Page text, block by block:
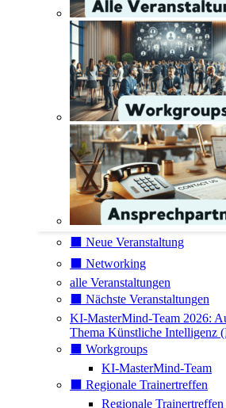
⬛️ Neue Veranstaltung
⬛️ Networking
alle Veranstaltungen
⬛️ Nächste Veranstaltungen
KI-MasterMind-Team 2026:
Thema Künstliche Intelligenz
⬛️ Workgroups
KI-MasterMind-Team
⬛️ Regionale Trainertreffen
Regionale Trainertreffen